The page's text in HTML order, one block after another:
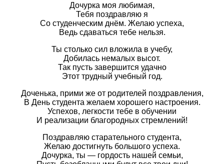
Дочурка моя любимая,
Тебя поздравляю я
Со студенческим днём. Желаю успеха,
Ведь сдаваться тебе нельзя.
Ты столько сил вложила в учебу,
Добилась немалых высот.
Так пусть завершится удачно
Этот трудный учебный год.
Доченька, прими же от родителей поздравления,
В День студента желаем хорошего настроения.
Успехов, легкости тебе в обучении
И реализации благородных стремлений!
Поздравляю старательного студента,
Желаю достигнуть большого успеха.
Дочурка, ты — гордость нашей семьи,